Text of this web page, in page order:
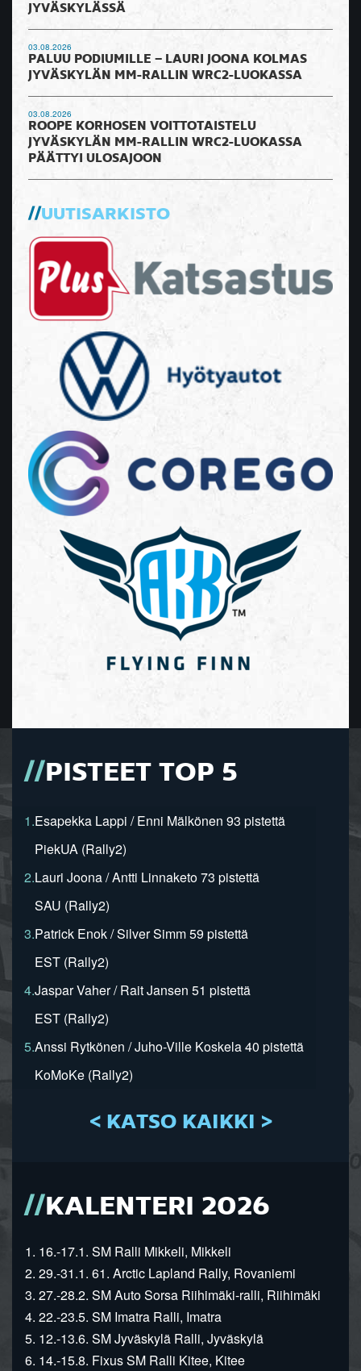
JYVÄSKYLÄSSÄ
03.08.2026
PALUU PODIUMILLE – LAURI JOONA KOLMAS
JYVÄSKYLÄN MM-RALLIN WRC2-LUOKASSA
03.08.2026
ROOPE KORHOSEN VOITTOTAISTELU
JYVÄSKYLÄN MM-RALLIN WRC2-LUOKASSA
PÄÄTTYI ULOSAJOON
UUTISARKISTO
PISTEET TOP 5
1.Esapekka Lappi / Enni Mälkönen 93 pistettä
PiekUA (Rally2)
2.Lauri Joona / Antti Linnaketo 73 pistettä
SAU (Rally2)
3.Patrick Enok / Silver Simm 59 pistettä
EST (Rally2)
4.Jaspar Vaher / Rait Jansen 51 pistettä
EST (Rally2)
5.Anssi Rytkönen / Juho-Ville Koskela 40 pistettä
KoMoKe (Rally2)
< KATSO KAIKKI >
KALENTERI 2026
1. 16.-17.1. SM Ralli Mikkeli, Mikkeli
2. 29.-31.1. 61. Arctic Lapland Rally, Rovaniemi
3. 27.-28.2. SM Auto Sorsa Riihimäki-ralli, Riihimäki
4. 22.-23.5. SM Imatra Ralli, Imatra
5. 12.-13.6. SM Jyväskylä Ralli, Jyväskylä
6. 14.-15.8. Fixus SM Ralli Kitee, Kitee